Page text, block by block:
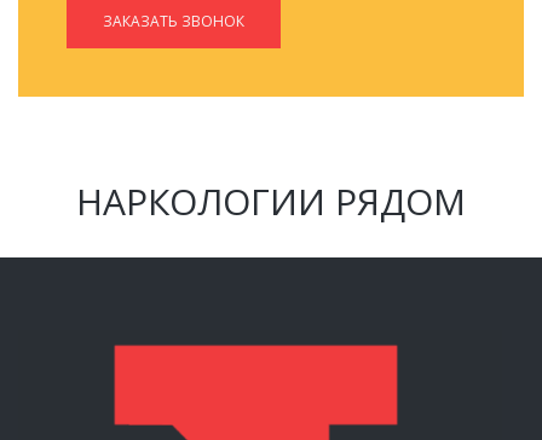
ЗАКАЗАТЬ ЗВОНОК
НАРКОЛОГИИ РЯДОМ